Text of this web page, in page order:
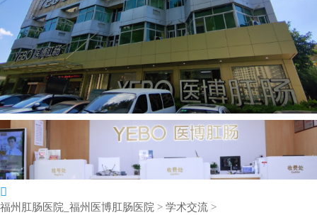
福州肛肠医院_福州医博肛肠医院 > 学术交流 >